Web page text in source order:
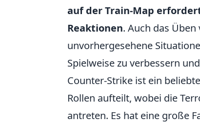
auf der Train-Map
Reaktionen. Auch das
unvorhergesehene
Spielweise zu verbessern
Counter-Strike ist ein
Rollen aufteilt, wobei die
antreten. Es hat eine große